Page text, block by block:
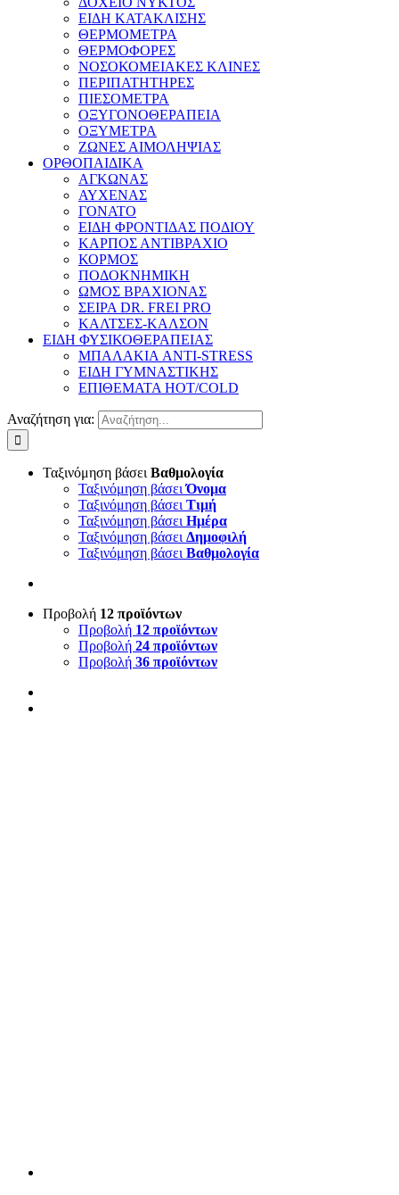
ΕΙΔΗ ΚΑΤΑΚΛΙΣΗΣ
ΘΕΡΜΟΜΕΤΡΑ
ΘΕΡΜΟΦΟΡΕΣ
ΝΟΣΟΚΟΜΕΙΑΚΕΣ ΚΛΙΝΕΣ
ΠΕΡΙΠΑΤΗΤΗΡΕΣ
ΠΙΕΣΟΜΕΤΡΑ
ΟΞΥΓΟΝΟΘΕΡΑΠΕΙΑ
ΟΞΥΜΕΤΡΑ
ΖΩΝΕΣ ΑΙΜΟΛΗΨΙΑΣ
ΟΡΘΟΠΑΙΔΙΚΑ
ΑΓΚΩΝΑΣ
ΑΥΧΕΝΑΣ
ΓΟΝΑΤΟ
ΕΙΔΗ ΦΡΟΝΤΙΔΑΣ ΠΟΔΙΟΥ
ΚΑΡΠΟΣ ΑΝΤΙΒΡΑΧΙΟ
ΚΟΡΜΟΣ
ΠΟΔΟΚΝΗΜΙΚΗ
ΩΜΟΣ ΒΡΑΧΙΟΝΑΣ
ΣΕΙΡΑ DR. FREI PRO
ΚΑΛΤΣΕΣ-ΚΑΛΣΟΝ
ΕΙΔΗ ΦΥΣΙΚΟΘΕΡΑΠΕΙΑΣ
ΜΠΑΛΑΚΙΑ ANTI-STRESS
ΕΙΔΗ ΓΥΜΝΑΣΤΙΚΗΣ
ΕΠΙΘΕΜΑΤΑ HOT/COLD
Αναζήτηση για:
Ταξινόμηση βάσει Βαθμολογία
Ταξινόμηση βάσειΌνομα
Ταξινόμηση βάσει Τιμή
Ταξινόμηση βάσει Ημέρα
Ταξινόμηση βάσει Δημοφιλή
Ταξινόμηση βάσει Βαθμολογία
Προβολή 12 προϊόντων
Προβολή 12 προϊόντων
Προβολή 24 προϊόντων
Προβολή 36 προϊόντων